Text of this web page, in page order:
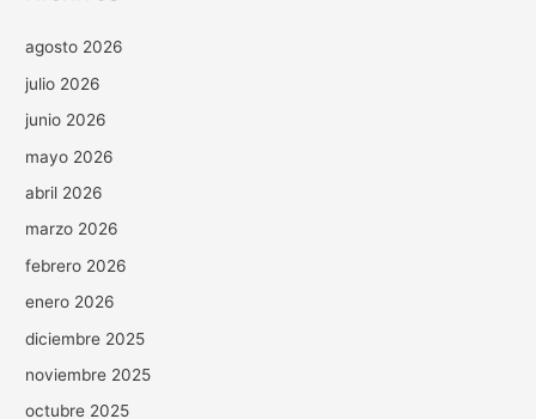
agosto 2026
julio 2026
junio 2026
mayo 2026
abril 2026
marzo 2026
febrero 2026
enero 2026
diciembre 2025
noviembre 2025
octubre 2025